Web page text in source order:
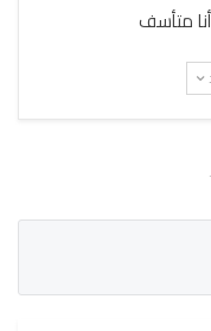
متأسف